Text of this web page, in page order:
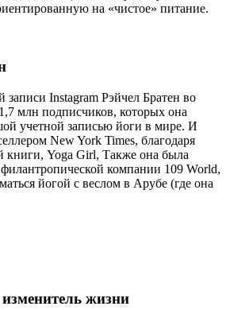
на «чистое» питание.
записи Instagram Рэйчел Братен во
млн подписчиков, которых она
учетной записью йоги в мире. И
New York Times, благодаря
книги, Yoga Girl, Также она была
компании 109 World,
йогой с веслом в Арубе (где она
жизни